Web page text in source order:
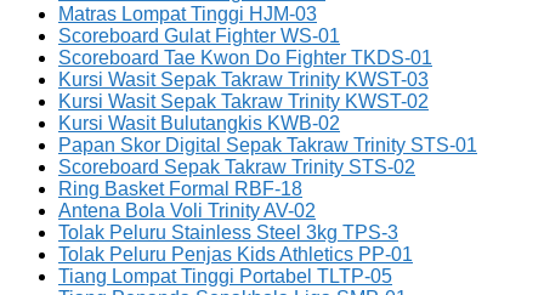
Matras Lompat Tinggi HJM-03
Scoreboard Gulat Fighter WS-01
Scoreboard Tae Kwon Do Fighter TKDS-01
Kursi Wasit Sepak Takraw Trinity KWST-03
Kursi Wasit Sepak Takraw Trinity KWST-02
Kursi Wasit Bulutangkis KWB-02
Papan Skor Digital Sepak Takraw Trinity STS-01
Scoreboard Sepak Takraw Trinity STS-02
Ring Basket Formal RBF-18
Antena Bola Voli Trinity AV-02
Tolak Peluru Stainless Steel 3kg TPS-3
Tolak Peluru Penjas Kids Athletics PP-01
Tiang Lompat Tinggi Portabel TLTP-05